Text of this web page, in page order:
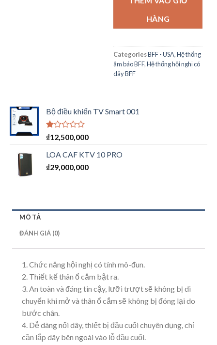
HÀNG
CategoriesBFF - USA,Hệ thống
âm báo BFF,Hệ thống hội nghị có
dây BFF
Bộ điều khiển TV Smart 001
Được
hạng
1.00
5
₫12,500,000
LOA CAF KTV 10 PRO
₫29,000,000
MÔ TẢ
ĐÁNH GIÁ (0)
1. Chức năng hội nghị có tính mô-đun.
2. Thiết kế thân ổ cắm bật ra.
3. An toàn và đáng tin cậy, lưỡi trượt sẽ không bị di
chuyển khi mở và thân ổ cắm sẽ không bị đóng lại do
bước chân.
4. Dễ dàng nối dây, thiết bị đầu cuối chuyên dụng, chỉ
cần lắp dây bên ngoài vào lỗ đầu cuối.